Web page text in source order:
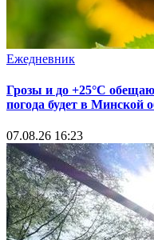
Ежедневник
Грозы и до +25°С
погода будет в Минской
07.08.26 16:23